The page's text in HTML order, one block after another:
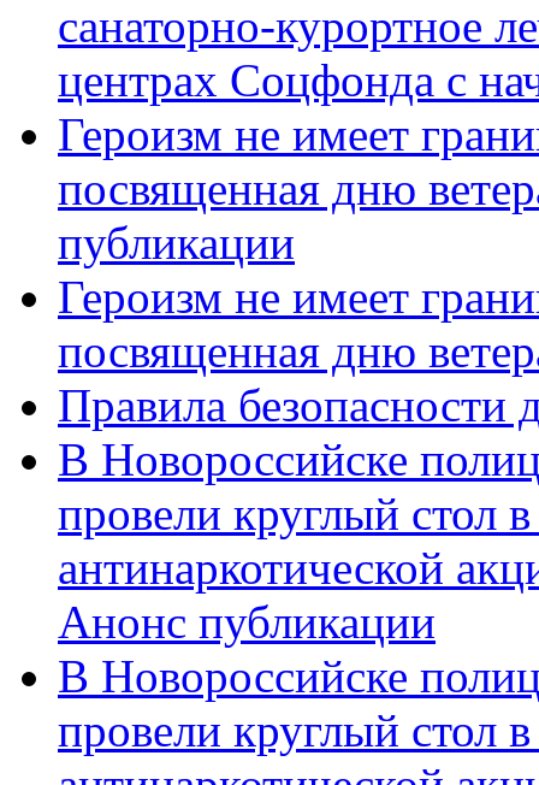
санаторно-курортное
центрах Соцфонда с
Героизм не имеет
посвященная дню
публикации
Героизм не имеет
посвященная дню
Правила безопасности
В Новороссийске
провели круглый стол
антинаркотической
Анонс публикации
В Новороссийске
провели круглый стол